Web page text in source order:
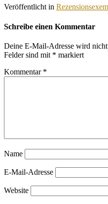
Veröffentlicht in
Schreibe einen Kommentar
Deine E-Mail-Adresse wird
Felder sind mit * markiert
Kommentar *
Name
E-Mail-Adresse
Website